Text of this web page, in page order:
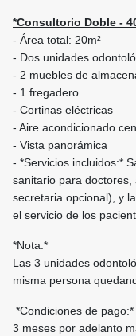
*Consultorio Doble -
- Área total: 20m²
- Dos unidades
- 2 muebles de
- 1 fregadero
- Cortinas eléctricas
- Aire acondicionado
- Vista panorámica
- *Servicios incluidos:*
sanitario para
secretaria opcional), y
el servicio de los
*Nota:*
Las 3 unidades
misma persona
*Condiciones de pago:*
3 meses por adelanto